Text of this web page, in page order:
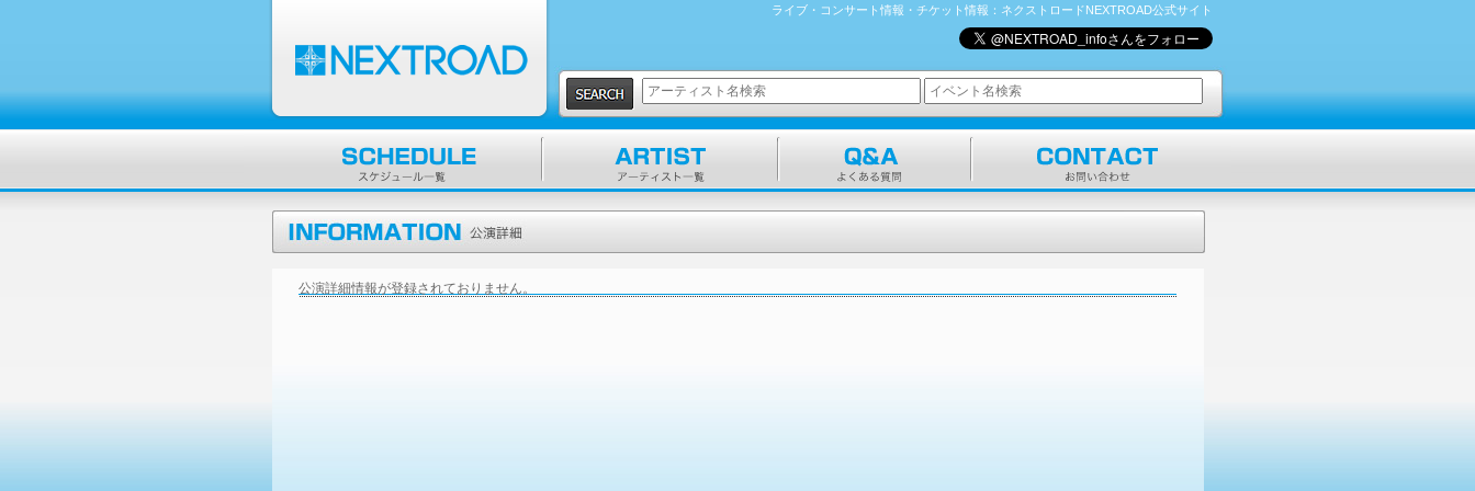
ライブ・コンサート情報・チケット情報：ネクストロードNEXTROAD公式サイト
公演詳細情報が登録されておりません。